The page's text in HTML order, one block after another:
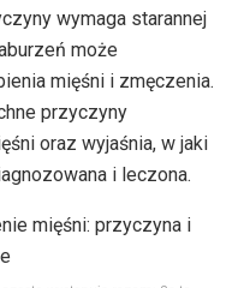
wymaga starannej
może
mięśni i zmęczenia.
przyczyny
oraz wyjaśnia, w jaki
i leczona.